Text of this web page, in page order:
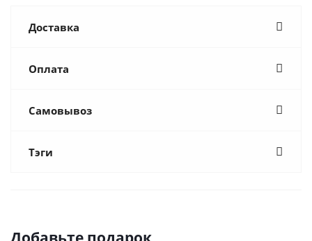
Доставка
Оплата
Самовывоз
Тэги